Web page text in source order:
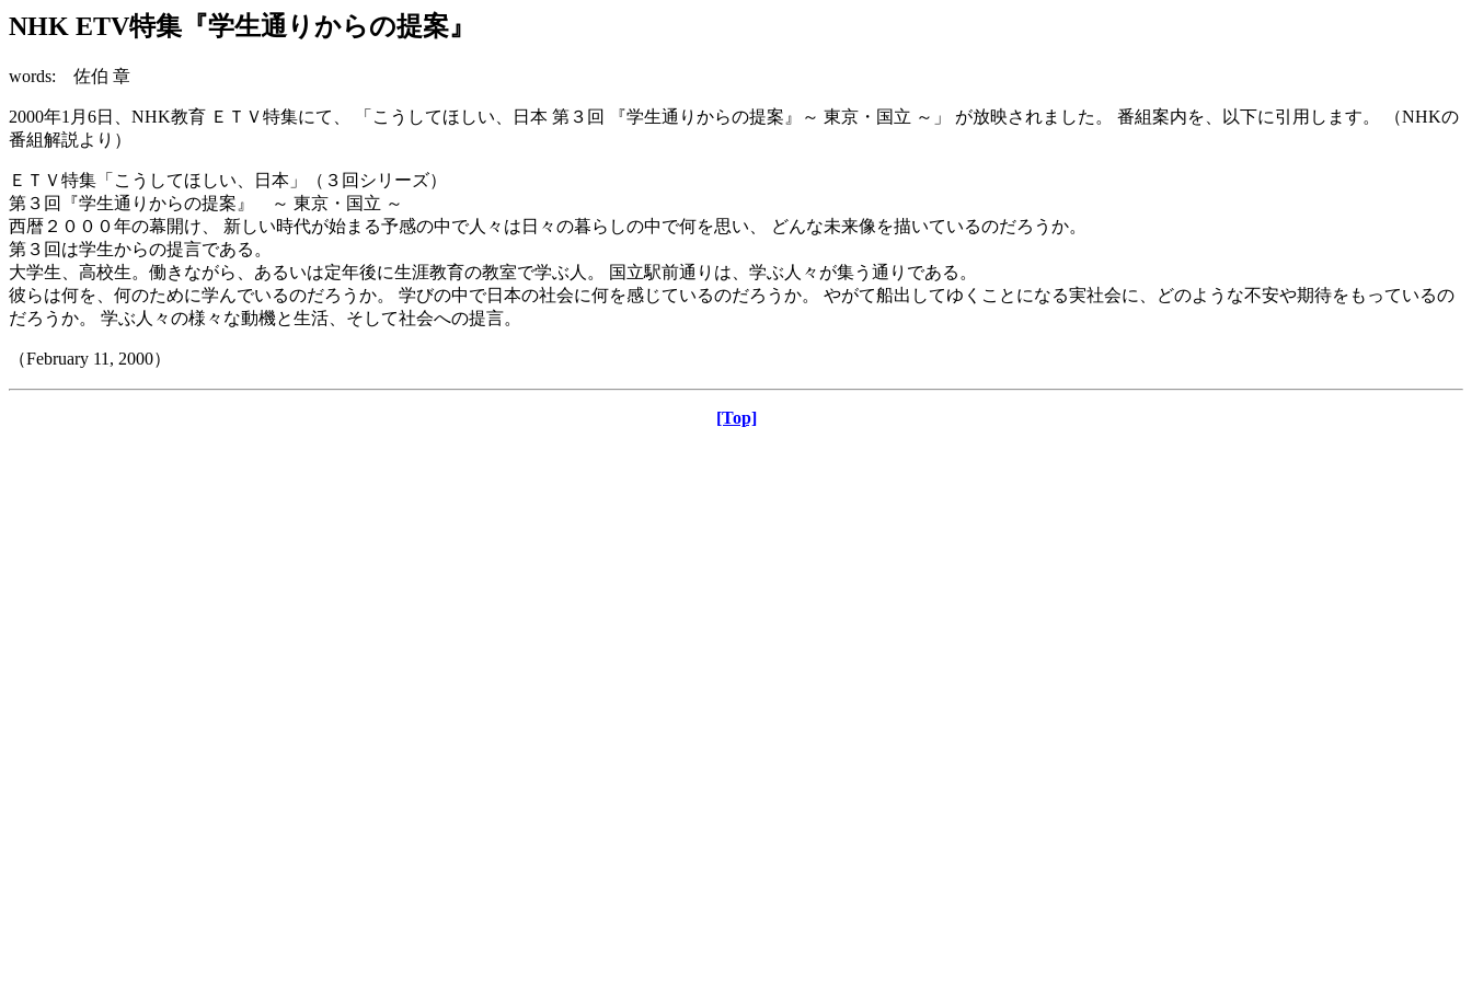
NHK ETV特集『学生通りからの提案』
words: 佐伯 章
2000年1月6日、NHK教育 ＥＴＶ特集にて、 「こうしてほしい、日本 第３回 『学生通りからの提案』～ 東京・国立 ～」 が放映されました。 番組案内を、以下に引用します。 （NHKの
番組解説より）
ＥＴＶ特集「こうしてほしい、日本」（３回シリーズ）
第３回『学生通りからの提案』 ～ 東京・国立 ～
西暦２０００年の幕開け、 新しい時代が始まる予感の中で人々は日々の暮らしの中で何を思い、 どんな未来像を描いているのだろうか。
第３回は学生からの提言である。
大学生、高校生。働きながら、あるいは定年後に生涯教育の教室で学ぶ人。 国立駅前通りは、学ぶ人々が集う通りである。
彼らは何を、何のために学んでいるのだろうか。 学びの中で日本の社会に何を感じているのだろうか。 やがて船出してゆくことになる実社会に、どのような不安や期待をもっているの
だろうか。 学ぶ人々の様々な動機と生活、そして社会への提言。
（February 11, 2000）
[Top]